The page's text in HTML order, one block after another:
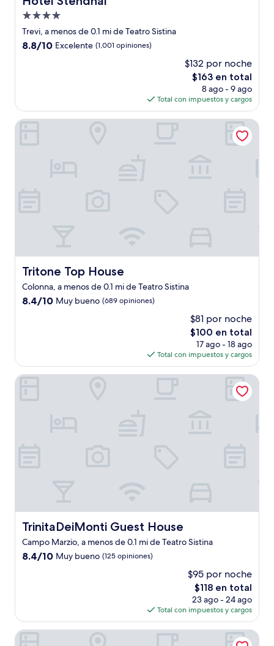
Propiedad
de
4.0
Trevi, a menos de 0.1 mi de Teatro Sistina
8.8
8.8/10 Excelente (1,001 opiniones)
$132 por noche
El
precio
actual
es
de
$163 en total
8 ago - 9 ago
Total con impuestos y cargos
Tritone Top House
Tritone Top House
Colonna, a menos de 0.1 mi de Teatro Sistina
8.4
opiniones)
8.4/10 Muy bueno (689 opiniones)
$81 por noche
El
precio
actual
es
de
$100 en total
17 ago - 18 ago
Total con impuestos y cargos
Tritone Top House
TrinitaDeiMonti Guest House
TrinitaDeiMonti Guest House
Campo Marzio, a menos de 0.1 mi de Teatro Sistina
8.4
opiniones)
8.4/10 Muy bueno (125 opiniones)
$95 por noche
El
precio
actual
es
de
$118 en total
23 ago - 24 ago
Total con impuestos y cargos
TrinitaDeiMonti Guest House
Barberini 16 Boutique Hotel